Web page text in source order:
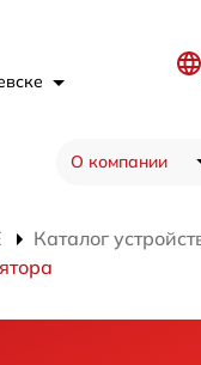
О компании
Каталог